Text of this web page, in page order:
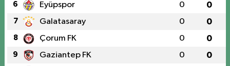
6 Eyüpspor 0 0
7 Galatasaray 0 0
8 Çorum FK 0 0
9 Gaziantep FK 0 0